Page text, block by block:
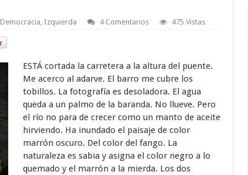
Democracia, Izquierda 4 Comentarios 475 Vistas
ESTÁ cortada la carretera a la altura del puente.
Me acerco al adarve. El barro me cubre los
tobillos. La fotografía es desoladora. El agua
queda a un palmo de la baranda. No llueve. Pero
el río no para de crecer como un manto de aceite
hirviendo. Ha inundado el paisaje de color
marrón oscuro. Del color del fango. La
naturaleza es sabia y asigna el color negro a lo
quemado y el marrón a la mierda. Los dos